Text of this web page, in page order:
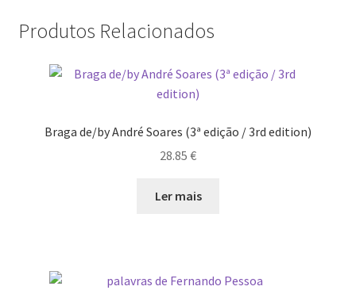
Produtos Relacionados
Braga de/by André Soares (3ª edição / 3rd edition)
28.85 €
Ler mais